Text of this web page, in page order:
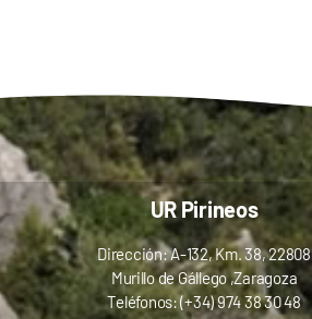
UR Pirineos
Dirección: A-132, Km. 38, 22808
Murillo de Gállego ,Zaragoza
Teléfonos: (+34) 974 38 30 48